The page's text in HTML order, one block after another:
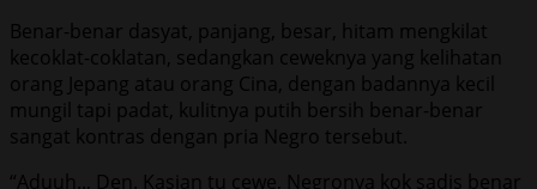
Benar-benar dasyat, panjang, besar, hitam mengkilat
kecoklat-coklatan, sedangkan ceweknya yang kelihatan
orang Jepang atau orang Cina, dengan badannya kecil
mungil tapi padat, kulitnya putih bersih benar-benar
sangat kontras dengan pria Negro tersebut.
“Aduuh.., Den. Kasian tu cewe, Negronya kok sadis benar